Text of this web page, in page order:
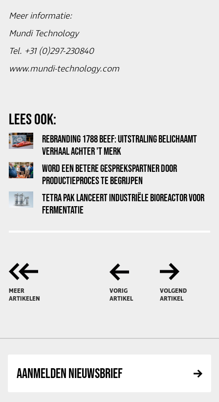
Meer informatie:
Mundi Technology
Tel. +31 (0)297-230840
www.mundi-technology.com
LEES OOK:
REBRANDING 1788 BEEF: UITSTRALING BELICHAAMT
VERHAAL ACHTER 'T MERK
WORD EEN BETERE GESPREKSPARTNER DOOR
PRODUCTIEPROCES TE BEGRIJPEN
TETRA PAK LANCEERT INDUSTRIËLE BIOREACTOR VOOR
FERMENTATIE
MEER
ARTIKELEN
VORIG
ARTIKEL
VOLGEND
ARTIKEL
AANMELDEN NIEUWSBRIEF